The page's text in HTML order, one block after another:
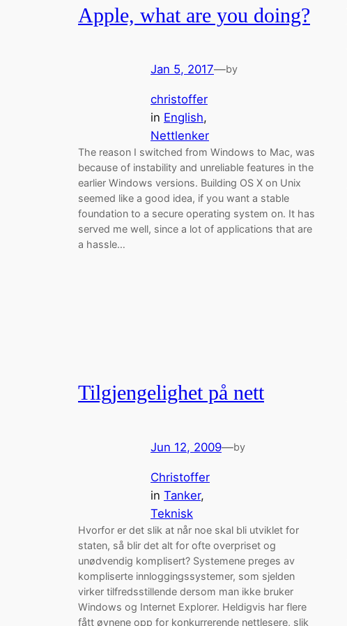
Apple, what are you doing?
Jan 5, 2017—by
christoffer
in English
Nettlenker
The reason I switched from Windows to Mac, was
because of instability and unreliable features in the
earlier Windows versions. Building OS X on Unix
seemed like a good idea, if you want a stable
foundation to a secure operating system on. It has
served me well, since a lot of applications that are
a hassle…
Tilgjengelighet på nett
Jun 12, 2009—by
Christoffer
in Tanker
Teknisk
Hvorfor er det slik at når noe skal bli utviklet for
staten, så blir det alt for ofte overpriset og
unødvendig komplisert? Systemene preges av
kompliserte innloggingssystemer, som sjelden
virker tilfredsstillende dersom man ikke bruker
Windows og Internet Explorer. Heldigvis har flere
fått øynene opp for konkurrerende nettlesere, slik